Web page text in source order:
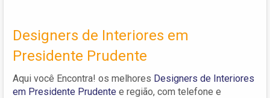
Designers de Interiores em
Presidente Prudente
Aqui você Encontra! os melhores Designers de Interiores
em Presidente Prudente e região, com telefone e